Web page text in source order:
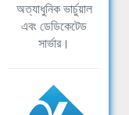
অত্যাধুনিক ভার্চুয়াল
এবং ডেডিকেটেড
সার্ভার।